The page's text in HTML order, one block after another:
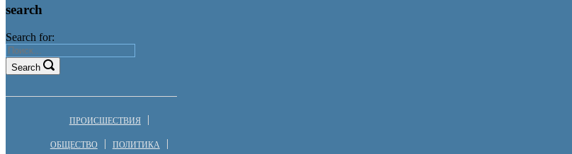
search
Search for:
Search
ПРОИСШЕСТВИЯ
ОБЩЕСТВО ПОЛИТИКА